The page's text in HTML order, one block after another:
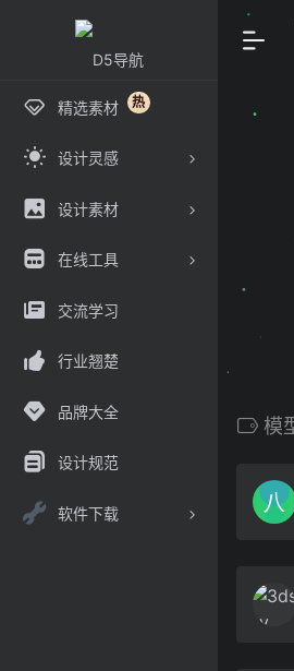
精选素材 热
设计灵感
设计素材
在线工具
交流学习
行业翘楚
品牌大全
设计规范
软件下载
模